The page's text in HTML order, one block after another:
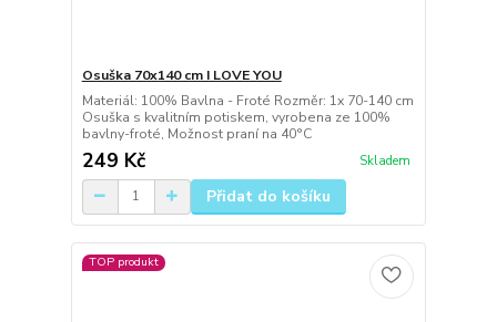
Osuška 70x140 cm I LOVE YOU
Materiál: 100% Bavlna - Froté Rozměr: 1x 70-140 cm
Osuška s kvalitním potiskem, vyrobena ze 100%
bavlny-froté, Možnost praní na 40°C
249 Kč Skladem
Přidat do košíku
TOP produkt